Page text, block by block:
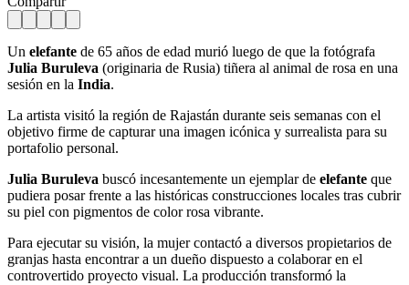
Un elefante de 65 años de edad murió luego de que la fotógrafa
Julia Buruleva (originaria de Rusia) tiñera al animal de rosa en una
sesión en la India.
La artista visitó la región de Rajastán durante seis semanas con el
objetivo firme de capturar una imagen icónica y surrealista para su
portafolio personal.
Julia Buruleva buscó incesantemente un ejemplar de elefante que
pudiera posar frente a las históricas construcciones locales tras cubrir
su piel con pigmentos de color rosa vibrante.
Para ejecutar su visión, la mujer contactó a diversos propietarios de
granjas hasta encontrar a un dueño dispuesto a colaborar en el
controvertido proyecto visual. La producción transformó la